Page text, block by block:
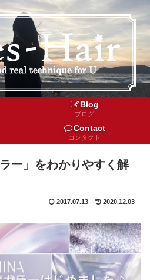
Blog
ブログ
Contact
コンタクト
ー」をわかりやすく解
2017.07.13 2020.12.03